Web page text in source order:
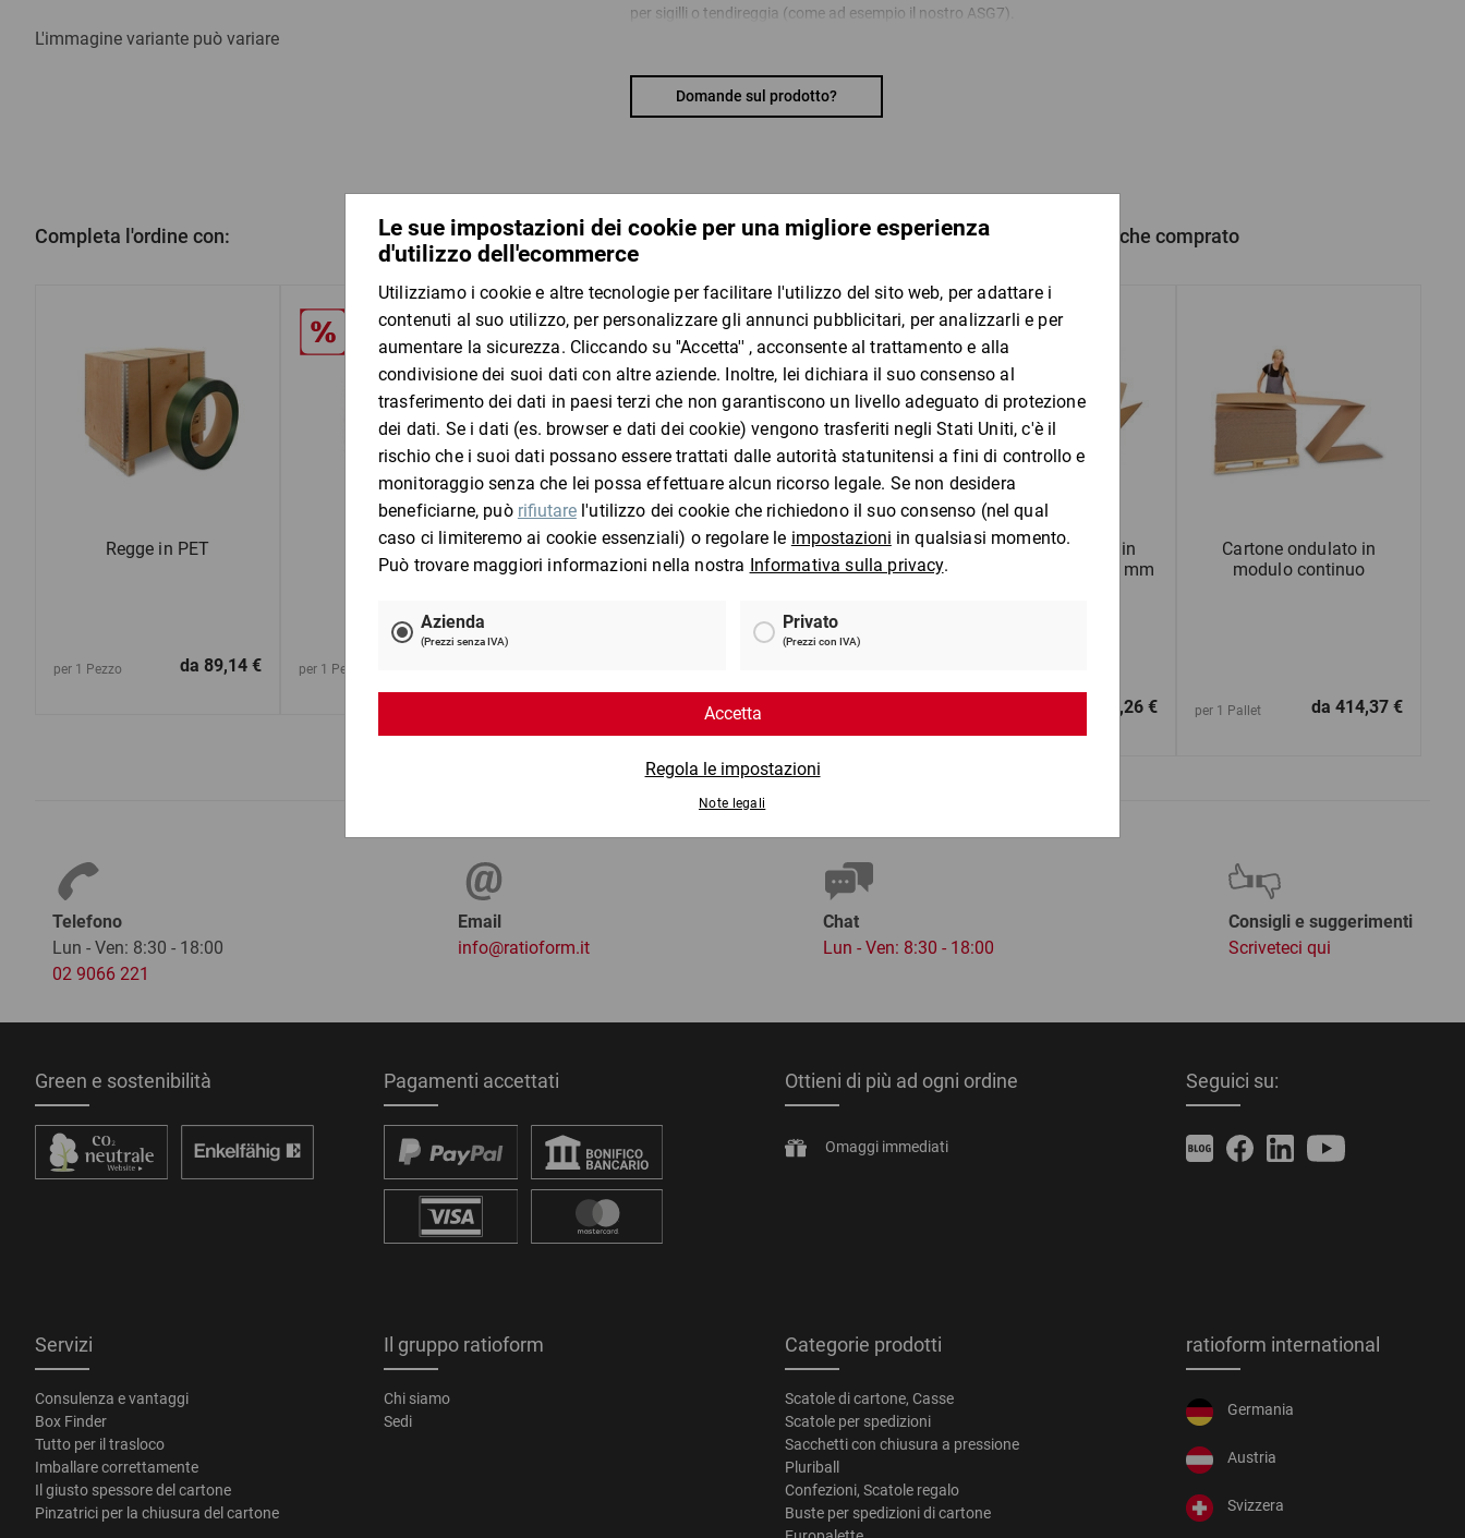
L'immagine variante può variare
per sigilli o tendireggia (come ad esempio il nostro ASG7).
Vantaggi:
mobile e dotato di pratico sistema di fermo per regge
metallo
Domande sul prodotto?
Completa l'ordine con:
Regge in PET
per 1 Pezzo da 89,14 €
Regge in PP
per 1 Pezzo
I clienti che hanno visto questo prodotto hanno anche comprato
Paglia di carta SizzlePak,
1,25 kg
per 1 Cartone
Scatole americane in
cartone da 600 a 799 mm
1,26 €
Cartone ondulato in
modulo continuo
per 1 Pallet da 414,37 €
Telefono
Lun - Ven: 8:30 - 18:00
02 9066 221
Email
info@ratioform.it
Chat
Lun - Ven: 8:30 - 18:00
Consigli e suggerimenti
Scriveteci qui
Green e sostenibilità Pagamenti accettati Ottieni di più ad ogni ordine
Omaggi immediati
Seguici su:
Servizi
Consulenza e vantaggi
Box Finder
Tutto per il trasloco
Imballare correttamente
Il giusto spessore del cartone
Pinzatrici per la chiusura del cartone
Il gruppo ratioform
Chi siamo
Sedi
Categorie prodotti
Scatole di cartone, Casse
Scatole per spedizioni
Sacchetti con chiusura a pressione
Pluriball
Confezioni, Scatole regalo
Buste per spedizioni di cartone
ratioform international
Germania
Austria
Svizzera